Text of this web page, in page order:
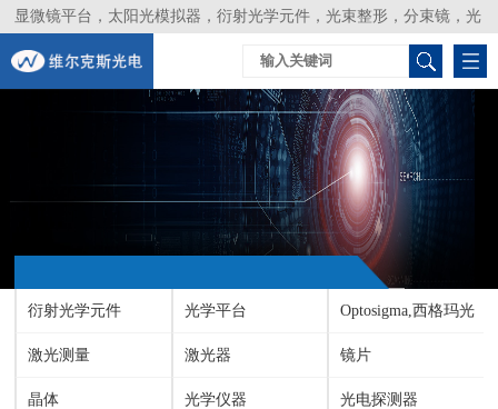
显微镜平台，太阳光模拟器，衍射光学元件，光束整形，分束镜，光
谱仪，生物激光器，光束分析仪，Layertec
衍射光学元件 光学平台 Optosigma,西格玛光
机
激光测量 激光器 镜片
晶体 光学仪器 光电探测器